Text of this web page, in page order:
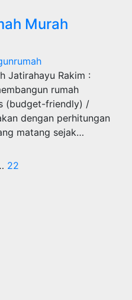
Murah
Jatirahayu Rakim :
rumah
(budget-friendly) /
dengan perhitungan
matang sejak…
22